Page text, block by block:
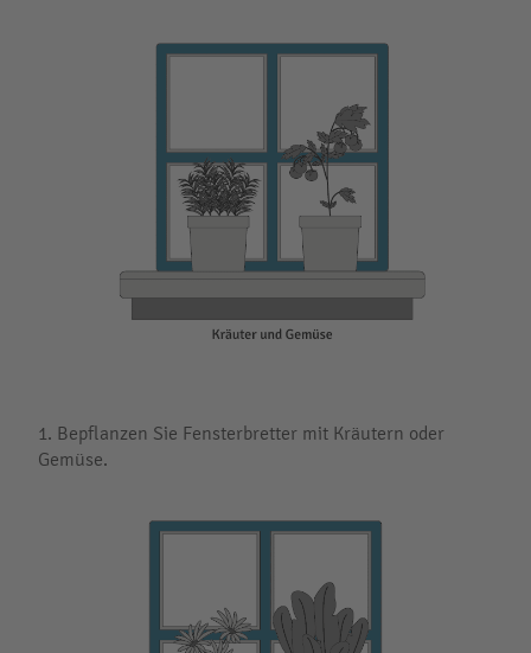
1. Bepflanzen Sie Fensterbretter mit Kräutern oder
Gemüse.